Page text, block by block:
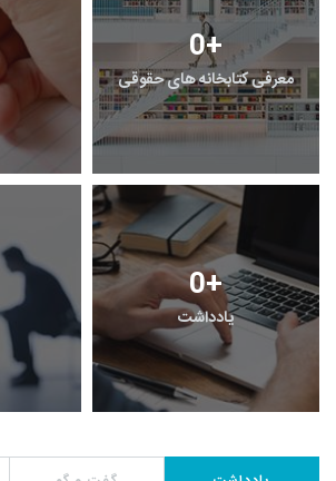
0+
معرفی کتابخانه های حقوقی
0+
یادداشت